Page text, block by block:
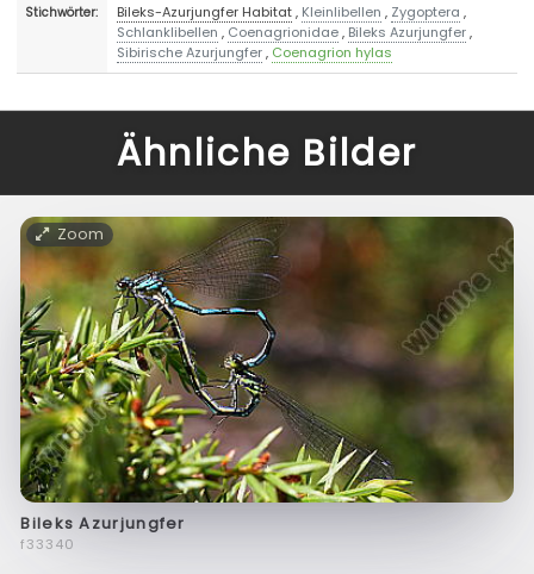
Stichwörter: Bileks-Azurjungfer Habitat, Kleinlibellen , Zygoptera ,
Schlanklibellen , Coenagrionidae, Bileks Azurjungfer,
Sibirische Azurjungfer, Coenagrion hylas
Ähnliche Bilder
Zoom
Bileks Azurjungfer
f33340